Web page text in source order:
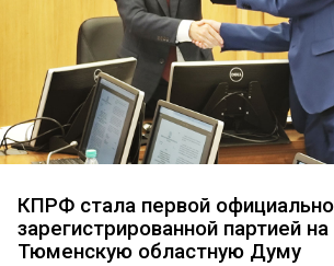
КПРФ стала первой официально
зарегистрированной партией
Тюменскую областную Думу